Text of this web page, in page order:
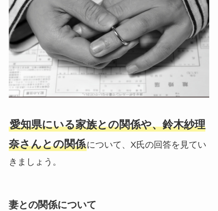
愛知県にいる家族との関係や、鈴木紗理
奈さんとの関係について、X氏の回答を見てい
きましょう。
妻との関係について